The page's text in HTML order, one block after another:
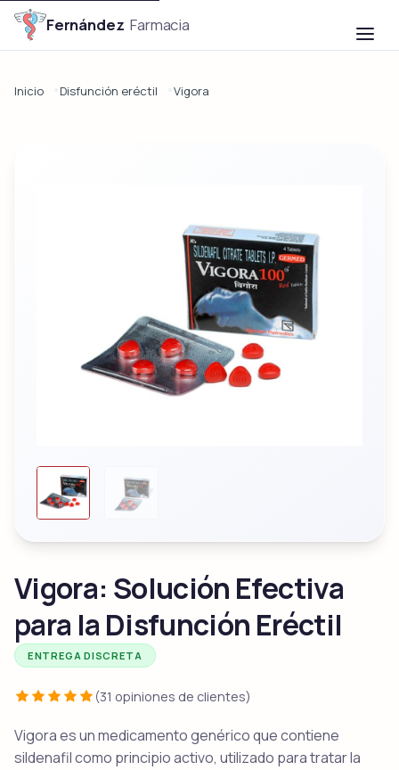
Fernández Farmacia
Inicio Disfunción eréctil Vigora
Vigora: Solución Efectiva
para la Disfunción Eréctil
ENTREGA DISCRETA
(31 opiniones de clientes)
Vigora es un medicamento genérico que contiene
sildenafil como principio activo, utilizado para tratar la